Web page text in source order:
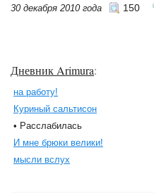
30 декабря 2010 года 150
Дневник Arimura:
на работу!
Куриный сальтисон
• Расслабилась
И мне брюки велики!
мысли вслух